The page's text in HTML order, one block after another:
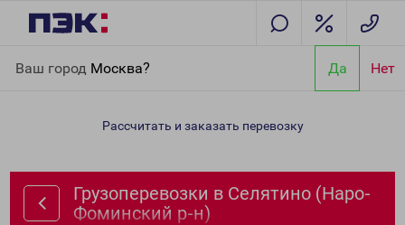
Ваш город Москва? Да Нет
Фоминский р-н)
Рассчитать и заказать перевозку
Грузоперевозки в Селятино (Наро-
Фоминский р-н)